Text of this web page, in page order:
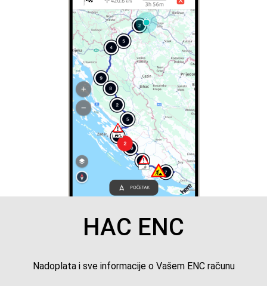
HAC ENC
Nadoplata i sve informacije o Vašem ENC računu